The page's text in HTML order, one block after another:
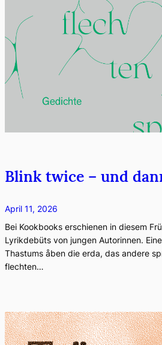
Blink twice – und
April 11, 2026
Bei Kookbooks erschienen in diesem
Lyrikdebüts von jungen Autorinnen.
Thastums åben die erda, das andere
flechten…